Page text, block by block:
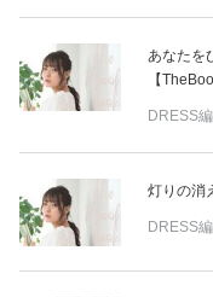
あなたを
【
DRESS
灯りの消
DRESS